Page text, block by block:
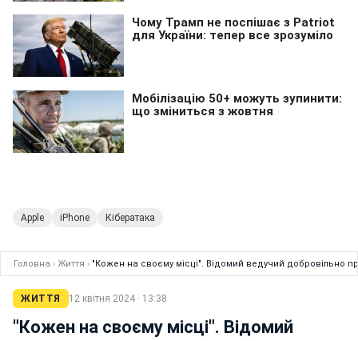
Apple iPhone Кібератака
Головна › Життя › "Кожен на своєму місці". Відомий ведучий добровільно
ЖИТТЯ 12 квітня 2024 · 13:38
"Кожен на своєму місці". Відомий